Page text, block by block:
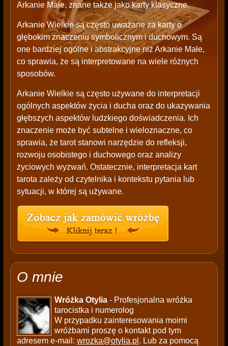
Arkanie Małe, znane także jako karty klasyczne.
Arkanie Wielkie są często uważane za karty o
głębokim znaczeniu symbolicznym i duchowym. Są
one bardziej ogólne i abstrakcyjne niż Arkanie Małe,
co sprawia, że są interpretowane na wiele różnych
sposobów.
Arkanie Wielkie są często używane do interpretacji
ogólnych aspektów życia i ducha oraz do ukazywania
głębszych aspektów ludzkiego doświadczenia. Ich
znaczenie może być subtelne i wieloznaczne, co
sprawia, że tarot stanowi narzędzie do refleksji,
rozwoju osobistego i duchowego oraz analizy
życiowych wyzwań. Ostatecznie, interpretacja kart
tarota zależy od czytelnika i kontekstu pytania lub
sytuacji, w której są używane.
O mnie
Wróżka Otylia- Profesjonalna wróżka
tarocistka i numerolog
W przypadku zainteresowania moimi
wróżbami proszę o kontakt pod tym
adresem e-mail: wrozka@otylia.pl . Lub za pomocą